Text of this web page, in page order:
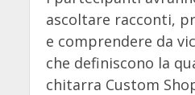
ascoltare racconti,
e comprendere da
che definiscono la
chitarra Custom